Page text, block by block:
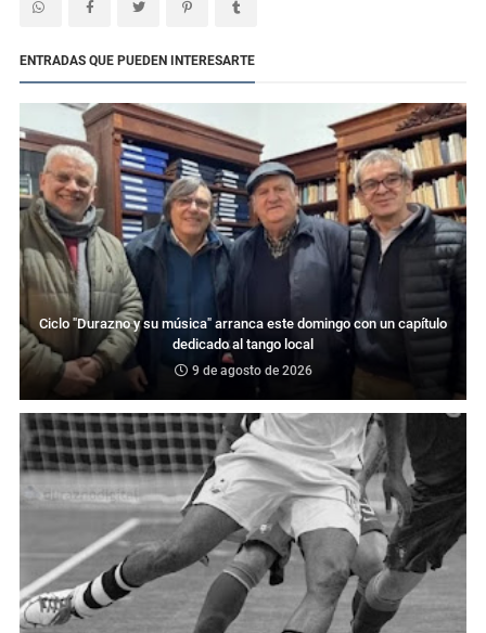
ENTRADAS QUE PUEDEN INTERESARTE
Ciclo "Durazno y su música" arranca este domingo con un capítulo
dedicado al tango local
9 de agosto de 2026